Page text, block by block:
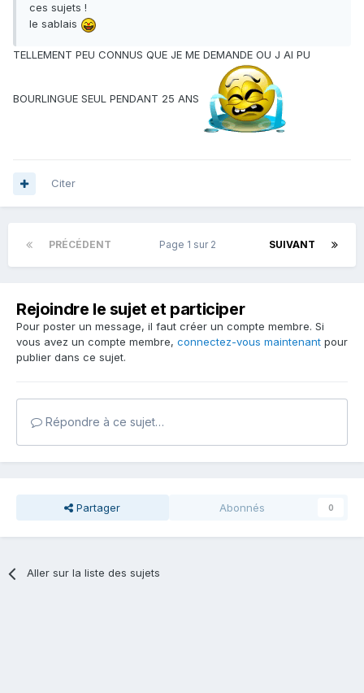
ces sujets !
le sablais
TELLEMENT PEU CONNUS QUE JE ME DEMANDE OU J AI PU
BOURLINGUE SEUL PENDANT 25 ANS
Citer
PRÉCÉDENT SUIVANT
Page 1 sur 2
Rejoindre le sujet et participer
Pour poster un message, il faut créer un compte membre. Si
vous avez un compte membre, connectez-vous maintenant pour
publier dans ce sujet.
Répondre à ce sujet…
Partager Abonnés 0
Aller sur la liste des sujets